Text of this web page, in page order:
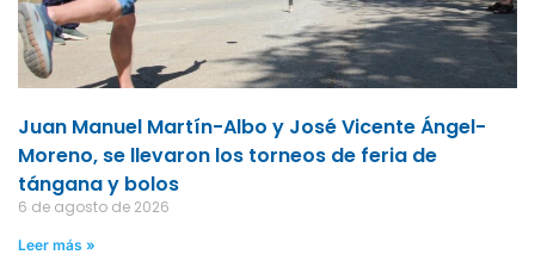
Juan Manuel Martín-Albo y José Vicente Ángel-
Moreno, se llevaron los torneos de feria de
tángana y bolos
6 de agosto de 2026
Leer más »